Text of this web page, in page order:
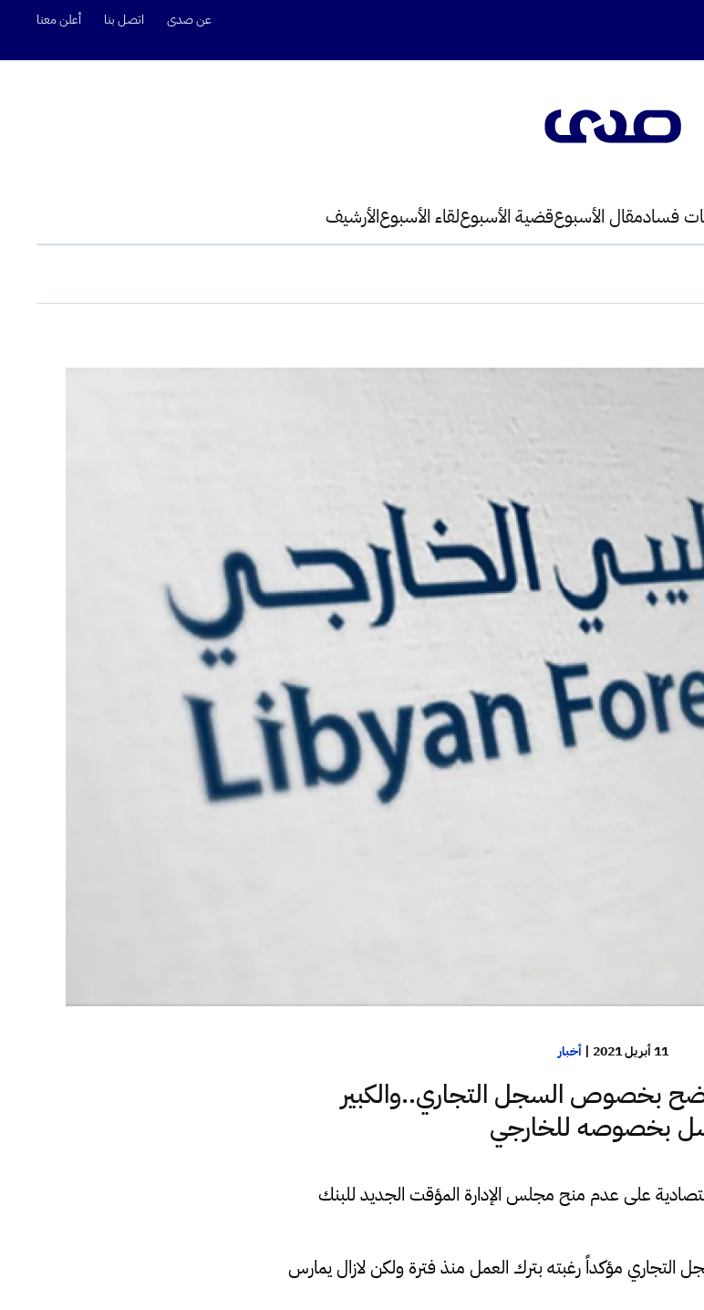
عن صدى اتصل بنا أعلن معنا
فسادمقال الأسبوعقضية الأسبوعلقاء الأسبوعالأرشيف
11 أبريل 2021 |أخبار
بخصوص السجل التجاري..والكبير
بخصوصه للخارجي
على عدم منح مجلس الإدارة المؤقت الجديد للبنك
التجاري مؤكداً رغبته بترك العمل منذ فترة ولكن لازال يمارس